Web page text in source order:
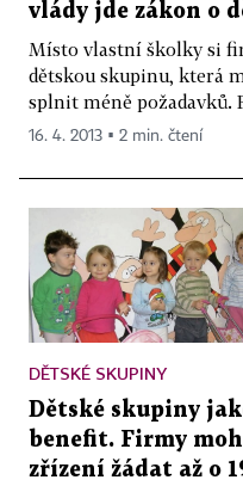
vlády jde zákon o
Místo vlastní školky si
dětskou skupinu, která
splnit méně požadavků.
16. 4. 2013 ▪ 2 min. čtení
DĚTSKÉ SKUPINY
Dětské skupiny
benefit. Firmy
zřízení žádat až o